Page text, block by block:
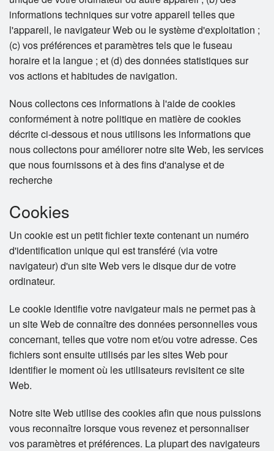
informations techniques sur votre appareil telles que
l'appareil, le navigateur Web ou le système d'exploitation ;
(c) vos préférences et paramètres tels que le fuseau
horaire et la langue ; et (d) des données statistiques sur
vos actions et habitudes de navigation.
Nous collectons ces informations à l'aide de cookies
conformément à notre politique en matière de cookies
décrite ci-dessous et nous utilisons les informations que
nous collectons pour améliorer notre site Web, les services
que nous fournissons et à des fins d'analyse et de
recherche
Cookies
Un cookie est un petit fichier texte contenant un numéro
d'identification unique qui est transféré (via votre
navigateur) d'un site Web vers le disque dur de votre
ordinateur.
Le cookie identifie votre navigateur mais ne permet pas à
un site Web de connaître des données personnelles vous
concernant, telles que votre nom et/ou votre adresse. Ces
fichiers sont ensuite utilisés par les sites Web pour
identifier le moment où les utilisateurs revisitent ce site
Web.
Notre site Web utilise des cookies afin que nous puissions
vous reconnaître lorsque vous revenez et personnaliser
vos paramètres et préférences. La plupart des navigateurs